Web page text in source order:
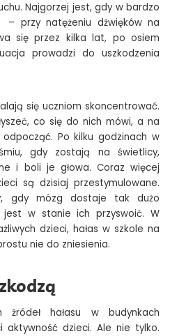
Najgorzej jest, gdy w bardzo
– przy natężeniu dźwięków na
się przez kilka lat, po osiem
prowadzi do uszkodzenia
się uczniom skoncentrować.
co się do nich mówi, a na
Po kilku godzinach w
gdy zostają na świetlicy,
i boli je głowa. Coraz więcej
są dzisiaj przestymulowane.
gdy mózg dostaje tak dużo
w stanie ich przyswoić. W
dzieci, hałas w szkole na
nie do zniesienia.
źródeł hałasu w budynkach
aktywność dzieci. Ale nie tylko.